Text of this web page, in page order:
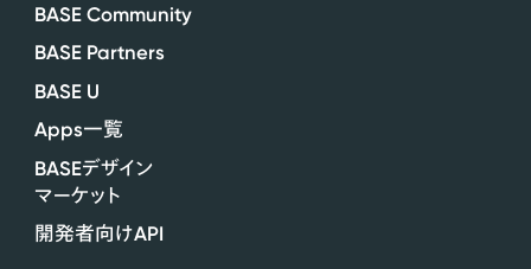
BASE Community
BASE Partners
BASE U
Apps一覧
BASEデザイン
マーケット
開発者向けAPI